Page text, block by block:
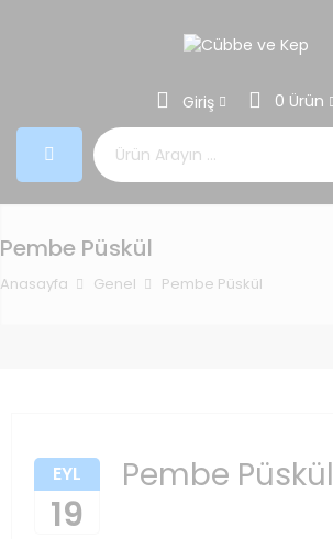
Giriş
0 Ürün
Pembe Püskül
Anasayfa Genel Pembe Püskül
EYL
19
Pembe Püskül